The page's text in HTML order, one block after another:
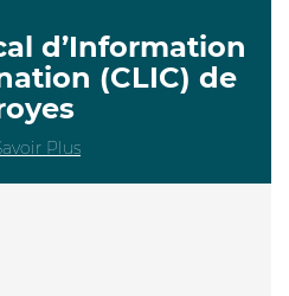
d’Information
(CLIC) de
Plus